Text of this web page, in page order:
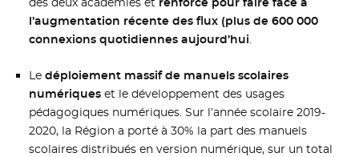
l’augmentation récente des flux (plus de 600 000
connexions quotidiennes aujourd’hui.
Le déploiement massif de manuels scolaires
numériqueset le développement des usages
pédagogiques numériques. Sur l’année scolaire 2019-
2020, la Région a porté à 30% la part des manuels
scolaires distribués en version numérique, sur un total